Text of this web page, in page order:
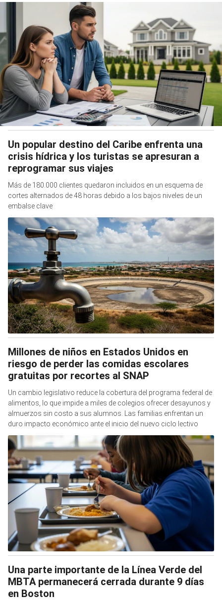
Un popular destino del Caribe enfrenta una
crisis hídrica y los turistas se apresuran a
reprogramar sus viajes
Más de 180.000 clientes quedaron incluidos en un esquema de
cortes alternados de 48 horas debido a los bajos niveles de un
embalse clave
Millones de niños en Estados Unidos en
riesgo de perder las comidas escolares
gratuitas por recortes al SNAP
Un cambio legislativo reduce la cobertura del programa federal de
alimentos, lo que impide a miles de colegios ofrecer desayunos y
almuerzos sin costo a sus alumnos. Las familias enfrentan un
duro impacto económico ante el inicio del nuevo ciclo lectivo
Una parte importante de la Línea Verde del
MBTA permanecerá cerrada durante 9 días
en Boston